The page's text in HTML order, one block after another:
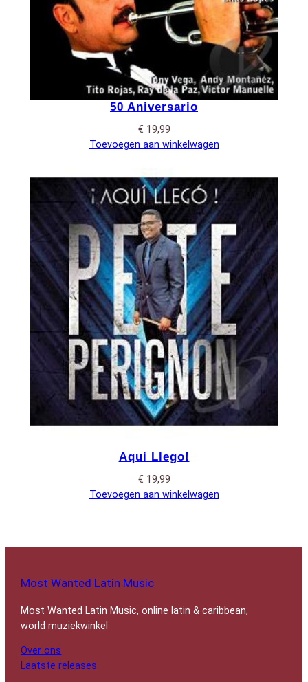
50 Aniversario
€ 19,99
Toevoegen aan winkelwagen
Aqui Llego!
€ 19,99
Toevoegen aan winkelwagen
Most Wanted Latin Music
Most Wanted Latin Music, online latin & caribbean,
world muziekwinkel
Over ons
Laatste releases